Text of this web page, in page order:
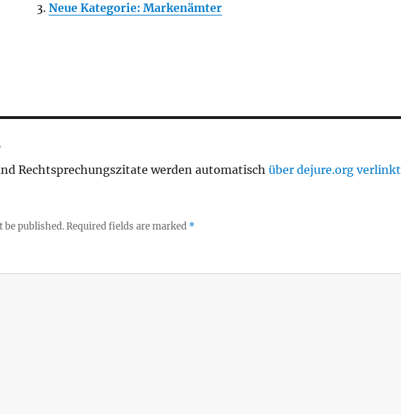
Neue Kategorie: Markenämter
Rechtsprechungszitate werden automatischüber dejure.org verlinkt
be published.Required fields are marked *